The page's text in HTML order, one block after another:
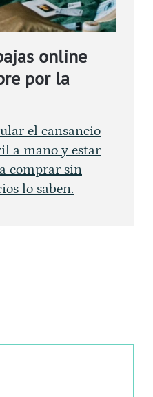
online
por la
el cansancio
a mano y estar
comprar sin
lo saben.